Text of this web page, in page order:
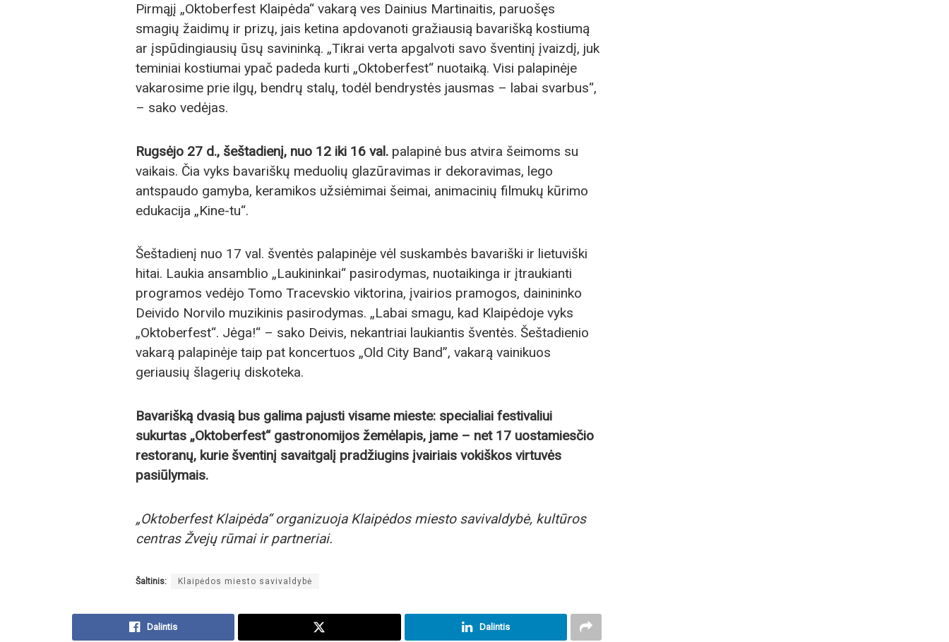
Pirmąjį „Oktoberfest Klaipėda“ vakarą ves Dainius Martinaitis, paruošęs
smagių žaidimų ir prizų, jais ketina apdovanoti gražiausią bavarišką kostiumą
ar įspūdingiausių ūsų savininką. „Tikrai verta apgalvoti savo šventinį įvaizdį, juk
teminiai kostiumai ypač padeda kurti „Oktoberfest“ nuotaiką. Visi palapinėje
vakarosime prie ilgų, bendrų stalų, todėl bendrystės jausmas – labai svarbus“,
– sako vedėjas.
Rugsėjo 27 d., šeštadienį, nuo 12 iki 16 val. palapinė bus atvira šeimoms su
vaikais. Čia vyks bavariškų meduolių glazūravimas ir dekoravimas, lego
antspaudo gamyba, keramikos užsiėmimai šeimai, animacinių filmukų kūrimo
edukacija „Kine-tu“.
Šeštadienį nuo 17 val. šventės palapinėje vėl suskambės bavariški ir lietuviški
hitai. Laukia ansamblio „Laukininkai“ pasirodymas, nuotaikinga ir įtraukianti
programos vedėjo Tomo Tracevskio viktorina, įvairios pramogos, dainininko
Deivido Norvilo muzikinis pasirodymas. „Labai smagu, kad Klaipėdoje vyks
„Oktoberfest“. Jėga!“ – sako Deivis, nekantriai laukiantis šventės. Šeštadienio
vakarą palapinėje taip pat koncertuos „Old City Band”, vakarą vainikuos
geriausių šlagerių diskoteka.
Bavarišką dvasią bus galima pajusti visame mieste: specialiai festivaliui
sukurtas „Oktoberfest“ gastronomijos žemėlapis, jame – net 17 uostamiesčio
restoranų, kurie šventinį savaitgalį pradžiugins įvairiais vokiškos virtuvės
pasiūlymais.
„Oktoberfest Klaipėda“ organizuoja Klaipėdos miesto savivaldybė, kultūros
centras Žvejų rūmai ir partneriai.
Šaltinis: Klaipėdos miesto savivaldybė
Dalintis Dalintis